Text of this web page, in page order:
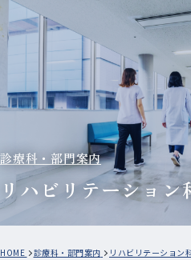
診療科・部門案内
リハビリテーション
HOME 診療科・部門案内 リハビリテーション